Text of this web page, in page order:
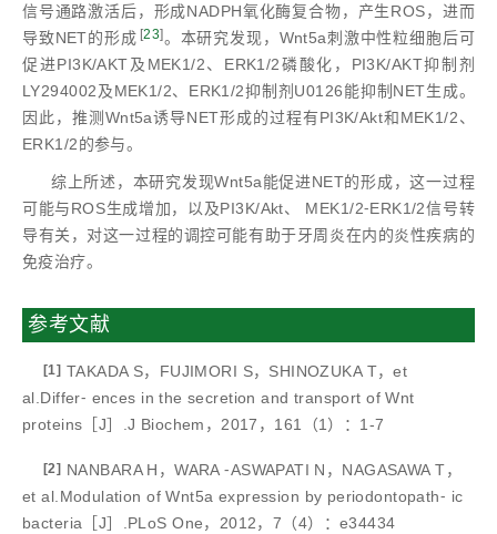
信号通路激活后，形成NADPH氧化酶复合物，产生ROS，进而
导致NET的形成 [23]。本研究发现，Wnt5a刺激中性粒细胞后可
促进PI3K/AKT及MEK1/2、ERK1/2磷酸化，PI3K/AKT抑制剂
LY294002及MEK1/2、ERK1/2抑制剂U0126能抑制NET生成。
因此，推测Wnt5a诱导NET形成的过程有PI3K/Akt和MEK1/2、
ERK1/2的参与。
综上所述，本研究发现Wnt5a能促进NET的形成，这一过程
可能与ROS生成增加，以及PI3K/Akt、 MEK1/2⁃ERK1/2信号转
导有关，对这一过程的调控可能有助于牙周炎在内的炎性疾病的
免疫治疗。
参考文献
[1] TAKADA S，FUJIMORI S，SHINOZUKA T，et
al.Differ⁃ ences in the secretion and transport of Wnt
proteins［J］.J Biochem，2017，161（1）：1-7
[2] NANBARA H，WARA ⁃ASWAPATI N，NAGASAWA T，
et al.Modulation of Wnt5a expression by periodontopath⁃ ic
bacteria［J］.PLoS One，2012，7（4）：e34434